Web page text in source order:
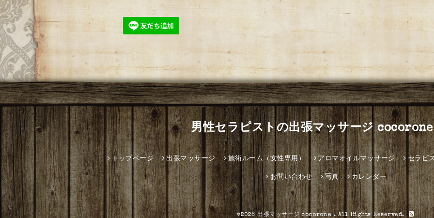
男性セラピストの出張マッサージ
トップページ 出張マッサージ 施術ルーム（女性専用） アロマオイルマッサージ セラピ
お問い合わせ 写真 カレンダー
©2026出張マッサージ cocorone. All Rights Reserved.